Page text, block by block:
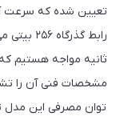
مشخصات فنی آن را